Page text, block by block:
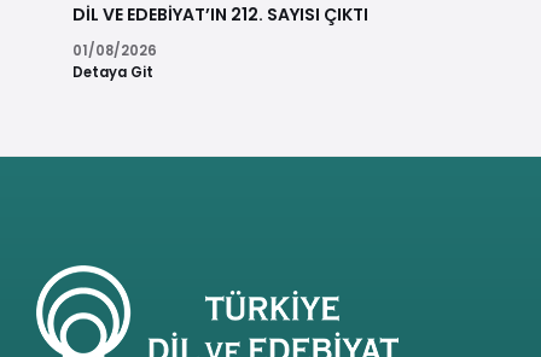
DİL VE EDEBİYAT’IN 212. SAYISI ÇIKTI
01/08/2026
Detaya Git